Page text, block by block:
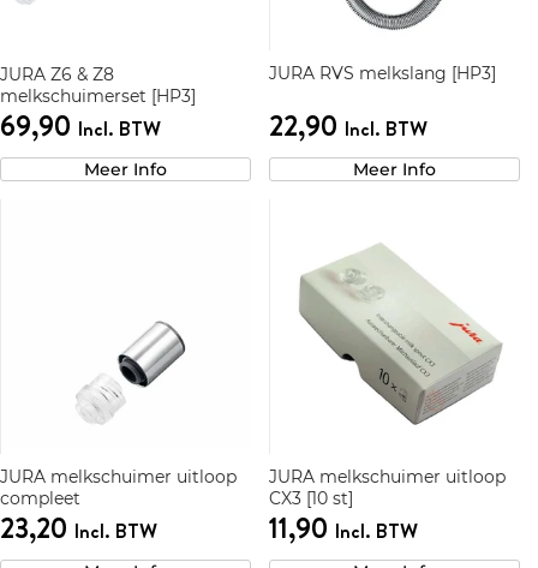
JURA Z6 & Z8
melkschuimerset [HP3]
69,90 Incl. BTW
Meer Info
JURA RVS melkslang [HP3]
22,90 Incl. BTW
Meer Info
JURA melkschuimer uitloop
compleet
23,20 Incl. BTW
JURA melkschuimer uitloop
CX3 [10 st]
11,90 Incl. BTW